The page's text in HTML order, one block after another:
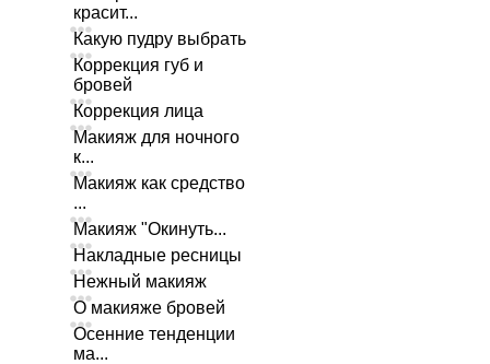
красит...
Какую пудру выбрать
Коррекция губ и
бровей
Коррекция лица
Макияж для ночного
к...
Макияж как средство
...
Макияж "Окинуть...
Накладные ресницы
Нежный макияж
О макияже бровей
Осенние тенденции
ма...